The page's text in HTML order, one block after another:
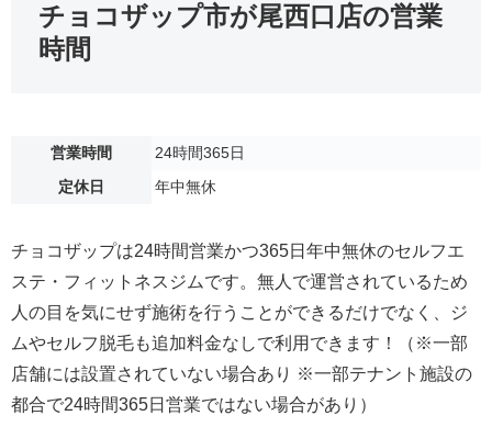
チョコザップ市が尾西口店の営業
時間
営業時間
24時間365日
定休日
年中無休
チョコザップは24時間営業かつ365日年中無休のセルフエ
ステ・フィットネスジムです。無人で運営されているため
人の目を気にせず施術を行うことができるだけでなく、ジ
ムやセルフ脱毛も追加料金なしで利用できます！（※一部
店舗には設置されていない場合あり ※一部テナント施設の
都合で24時間365日営業ではない場合があり）